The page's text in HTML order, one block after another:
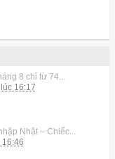
8 chỉ từ 74...
16:17
Nhật – Chiếc...